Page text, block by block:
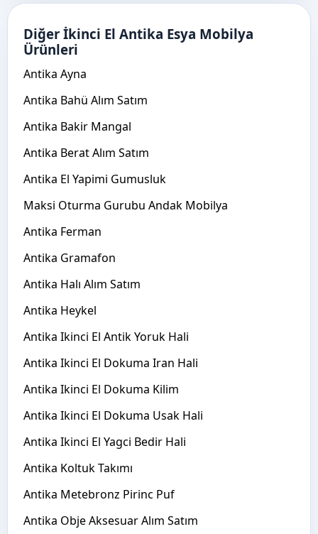
Diğer İkinci El Antika Esya Mobilya
Ürünleri
Antika Ayna
Antika Bahü Alım Satım
Antika Bakir Mangal
Antika Berat Alım Satım
Antika El Yapimi Gumusluk
Maksi Oturma Gurubu Andak Mobilya
Antika Ferman
Antika Gramafon
Antika Halı Alım Satım
Antika Heykel
Antika Ikinci El Antik Yoruk Hali
Antika Ikinci El Dokuma Iran Hali
Antika Ikinci El Dokuma Kilim
Antika Ikinci El Dokuma Usak Hali
Antika Ikinci El Yagci Bedir Hali
Antika Koltuk Takımı
Antika Metebronz Pirinc Puf
Antika Obje Aksesuar Alım Satım